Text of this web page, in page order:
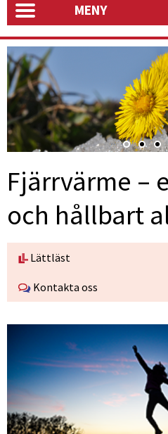
MENY
Fjärrvärme –
och hållbart
Lättläst
Kontakta oss